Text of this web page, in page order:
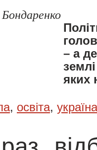
– а
яких
, освіта, україна